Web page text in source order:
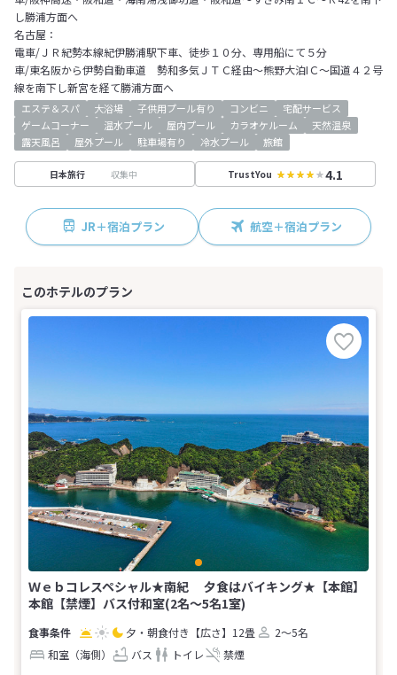
し勝浦方面へ
名古屋：
電車/ＪＲ紀勢本線紀伊勝浦駅下車、徒歩１０分、専用船にて５分
車/東名阪から伊勢自動車道 勢和多気ＪＴＣ経由～熊野大泊IＣ～国道４２号
線を南下し新宮を経て勝浦方面へ
エステ＆スパ 大浴場 子供用プール有り コンビニ
宅配サービス
ゲームコーナー
温水プール 屋内プール カラオケルーム
天然温泉
露天風呂
屋外プール 駐車場有り 冷水プール 旅館
日本旅行 収集中 TrustYou 4.1
JR＋宿泊プラン 航空＋宿泊プラン
Ｗｅｂコレスペシャル★南紀 夕食はバイキング★【本館】
本館【禁煙】バス付和室(2名～5名1室)
夕・朝食付き 【広さ】12畳
2～5名
和室（海側）
バス トイレ 禁煙